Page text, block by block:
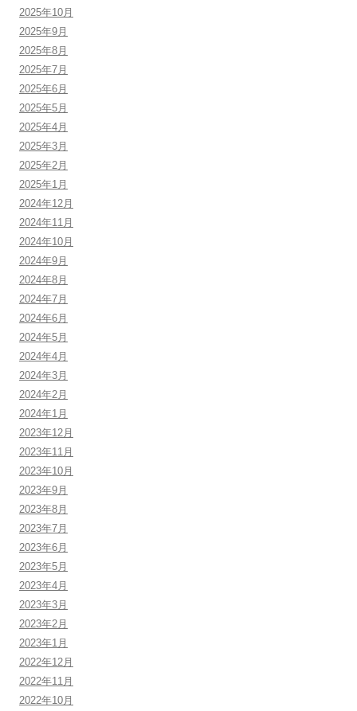
2025年10月
2025年9月
2025年8月
2025年7月
2025年6月
2025年5月
2025年4月
2025年3月
2025年2月
2025年1月
2024年12月
2024年11月
2024年10月
2024年9月
2024年8月
2024年7月
2024年6月
2024年5月
2024年4月
2024年3月
2024年2月
2024年1月
2023年12月
2023年11月
2023年10月
2023年9月
2023年8月
2023年7月
2023年6月
2023年5月
2023年4月
2023年3月
2023年2月
2023年1月
2022年12月
2022年11月
2022年10月